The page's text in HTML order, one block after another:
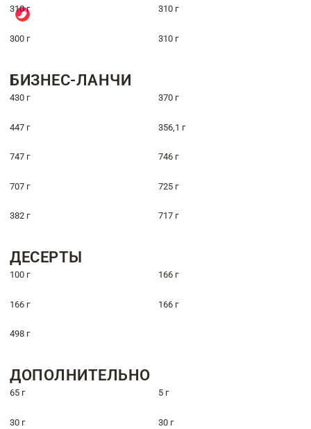
310 г 310 г
300 г 310 г
БИЗНЕС-ЛАНЧИ
430 г 370 г
447 г 356,1 г
747 г 746 г
707 г 725 г
382 г 717 г
ДЕСЕРТЫ
100 г 166 г
166 г 166 г
498 г
ДОПОЛНИТЕЛЬНО
65 г 5 г
30 г 30 г